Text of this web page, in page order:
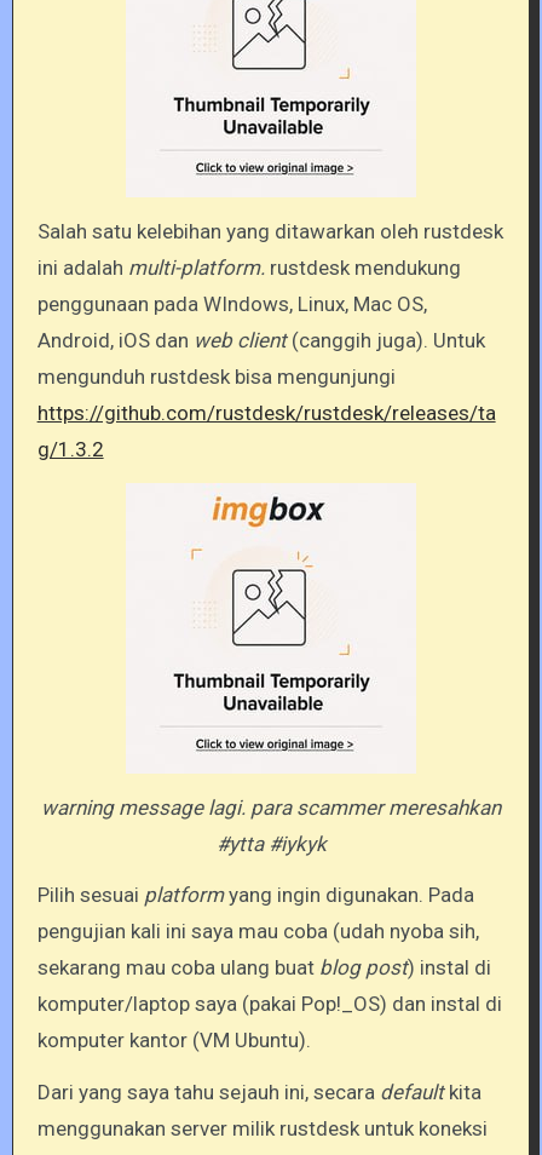
Salah satu kelebihan yang ditawarkan oleh rustdesk
ini adalah multi-platform. rustdesk mendukung
penggunaan pada WIndows, Linux, Mac OS,
Android, iOS dan web client (canggih juga). Untuk
mengunduh rustdesk bisa mengunjungi
https://github.com/rustdesk/rustdesk/releases/ta
g/1.3.2
warning message lagi. para scammer meresahkan
#ytta #iykyk
Pilih sesuai platformyang ingin digunakan. Pada
pengujian kali ini saya mau coba (udah nyoba sih,
sekarang mau coba ulang buat blog post) instal di
komputer/laptop saya (pakai Pop!_OS) dan instal di
komputer kantor (VM Ubuntu).
Dari yang saya tahu sejauh ini, secara default kita
menggunakan server milik rustdesk untuk koneksi